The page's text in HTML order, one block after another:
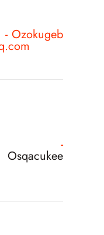
- Ozokugeb
-
Osqacukee